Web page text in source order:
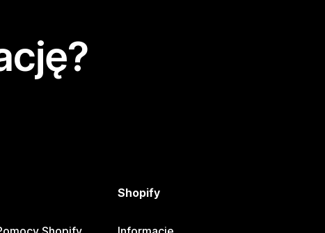
Shopify